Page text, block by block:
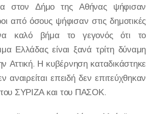
στον Δήμο της Αθήνας ψήφισαν
από όσους ψήφισαν στις δημοτικές
καλό βήμα το γεγονός ότι το
Ελλάδας είναι ξανά τρίτη δύναμη
Αττική. Η κυβέρνηση καταδικάστηκε
αναιρείται επειδή δεν επιτεύχθηκαν
του ΣΥΡΙΖΑ και του ΠΑΣΟΚ.